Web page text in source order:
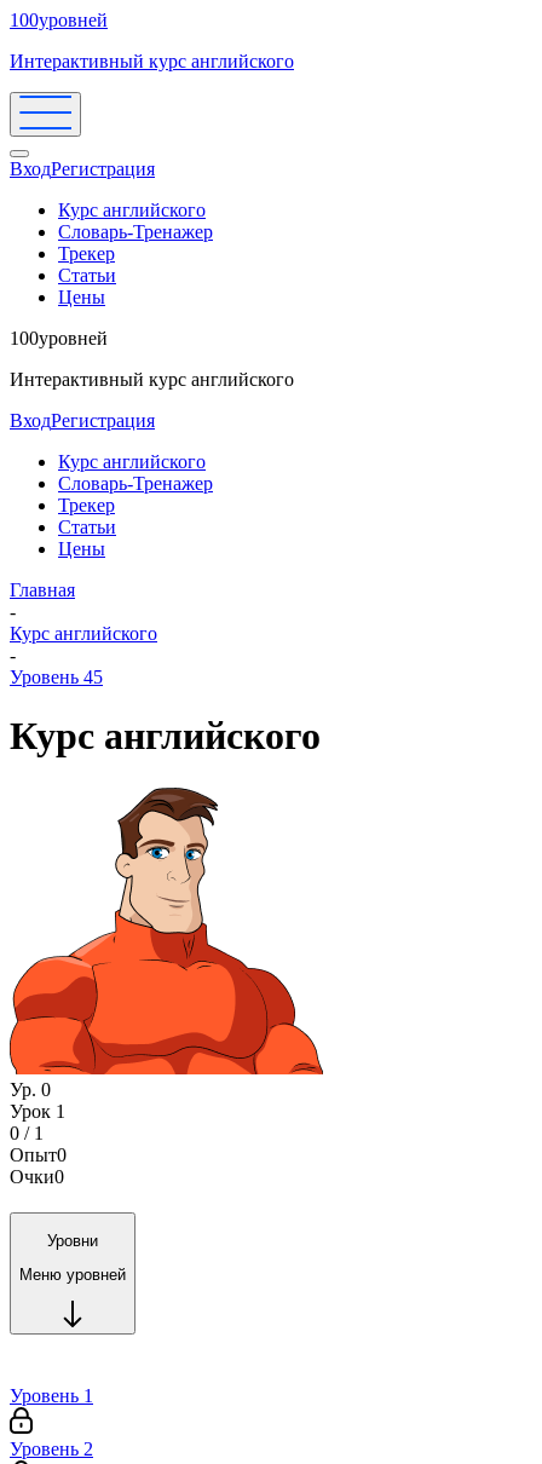
100уровней
Интерактивный курс английского
ВходРегистрация
Курс английского
Словарь-Тренажер
Трекер
Статьи
Цены
100уровней
Интерактивный курс английского
ВходРегистрация
Курс английского
Словарь-Тренажер
Трекер
Статьи
Цены
Главная
-
Курс английского
-
Уровень 45
Курс английского
Ур. 0
Урок 1
0 / 1
Опыт0
Очки0
Уровни
Меню уровней
Уровень 1
Уровень 2